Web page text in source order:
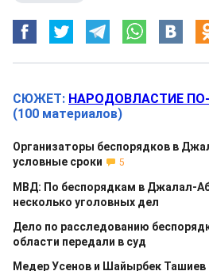
СЮЖЕТ: НАРОДОВЛАСТИЕ
(100 материалов)
Организаторы беспорядков в
условные сроки
5
МВД: По беспорядкам в Джалал-
несколько уголовных дел
Дело по расследованию
области передали в суд
Медер Усенов и Шайырбек Ташиев